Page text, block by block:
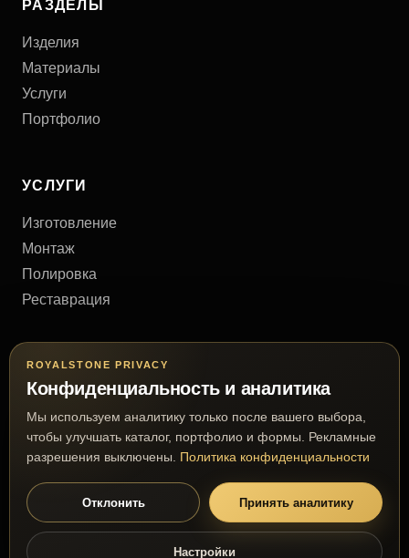
РАЗДЕЛЫ
Изделия
Материалы
Услуги
Портфолио
УСЛУГИ
Изготовление
Монтаж
Полировка
Реставрация
КОНТАКТЫ
Киев, Украина
+38 (063) 777 63 03
royalmramor@gmail.com
© 2026 RoyalStone. Все права защищены.
ROYALSTONE PRIVACY
Конфиденциальность и аналитика
Мы используем аналитику только после вашего выбора,
чтобы улучшать каталог, портфолио и формы. Рекламные
разрешения выключены. Политика конфиденциальности
Отклонить Принять аналитику
Настройки